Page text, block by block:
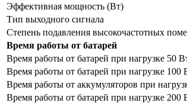
Эффективная мощность (Вт)
Тип выходного сигнала
Степень подавления высокочастотных
Время работы от батарей
Время работы от батарей при нагрузке 50
Время работы от батарей при нагрузке 100
Время работы от аккумуляторов при
Время работы от батарей при нагрузке 200